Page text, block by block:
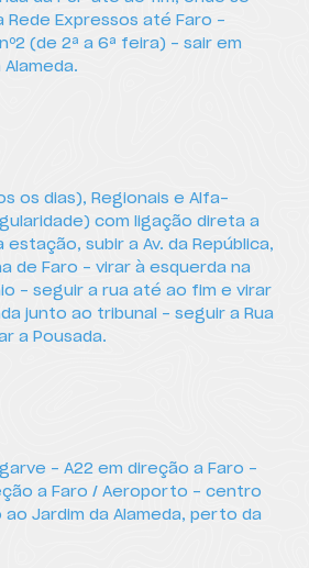
Como chegar
Rede Expressos até Faro -
(de 2ª a 6ª feira) - sair em
os dias), Regionais e Alfa-
com ligação direta a
estação, subir a Av. da República,
de Faro - virar à esquerda na
- seguir a rua até ao fim e virar
junto ao tribunal - seguir a Rua
a Pousada.
- A22 em direção a Faro -
a Faro / Aeroporto - centro
Jardim da Alameda, perto da